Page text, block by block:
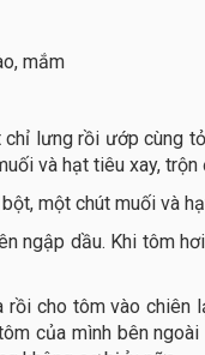
mắm
lưng rồi ướp cùng
và hạt tiêu xay,
một chút muối và
ngập dầu. Khi tôm
cho tôm vào chiên
của mình bên